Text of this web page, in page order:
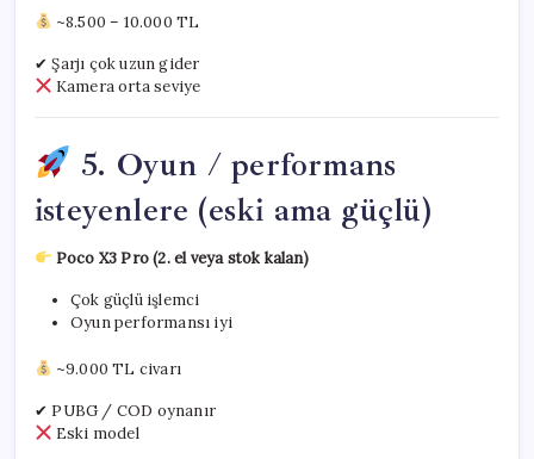
~8.500 – 10.000 TL
✔ Şarjı çok uzun gider
Kamera orta seviye
5. Oyun / performans
isteyenlere (eski ama güçlü)
Poco X3 Pro (2. el veya stok kalan)
Çok güçlü işlemci
Oyun performansı iyi
~9.000 TL civarı
✔ PUBG / COD oynanır
Eski model